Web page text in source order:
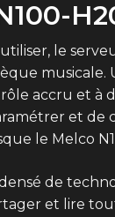
utiliser, le
musicale.
accru et à
et de
le Melco
de
et lire